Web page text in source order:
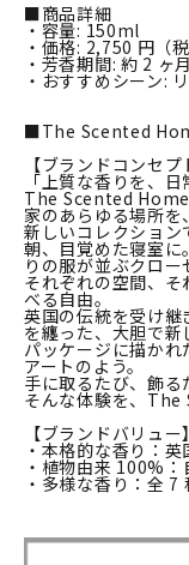
■商品詳細
・容量: 150ml
・価格: 2,750 円（税
・芳香期間: 約 2 ヶ月
・おすすめシーン:
■The Scented
【ブランドコンセプ
「上質な香りを、日
The Scented Home
家のあらゆる場所を
新しいコレクション
朝、目覚めた寝室に
りの服が並ぶクロー
それぞれの空間、
べる自由。
英国の伝統を受け継
を纏った、大胆で新
パッケージに描か
アートのよう。
手に取るたび、飾る
そんな体験を、The
【ブランドバリュー】
・本格的な香り：
・植物由来 100%
・多様な香り：全